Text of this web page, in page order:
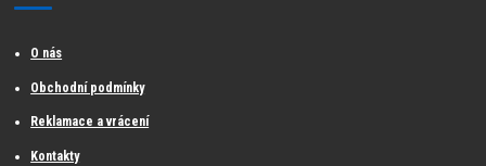
O nás
Obchodní podmínky
Reklamace a vrácení
Kontakty